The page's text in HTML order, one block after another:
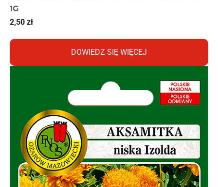
1G
2,50 zł
DOWIEDZ SIĘ WIĘCEJ